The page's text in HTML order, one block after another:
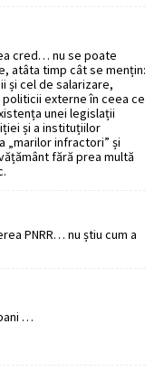
cred… nu se poate
atâta timp cât se mențin:
și cel de salarizare,
externe în ceea ce
unei legislații
și a instituțiilor
„marilor infractori” și
fără prea multă
PNRR… nu știu cum a
…